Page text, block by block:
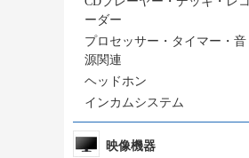
ーダー
プロセッサー・タイマー・音
源関連
ヘッドホン
インカムシステム
映像機器